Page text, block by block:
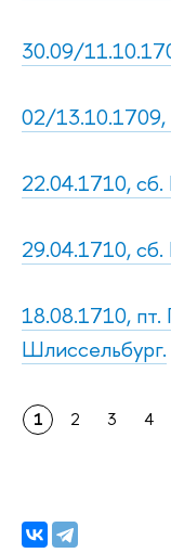
30.09/
02/13.10.1709,
22.04.1710,
29.04.1710,
18.08.1710,
Шлиссельбург.
1 2 3 4